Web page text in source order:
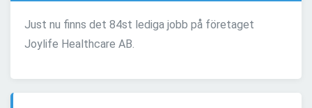
Just nu finns det 84st lediga jobb på företaget
Joylife Healthcare AB.